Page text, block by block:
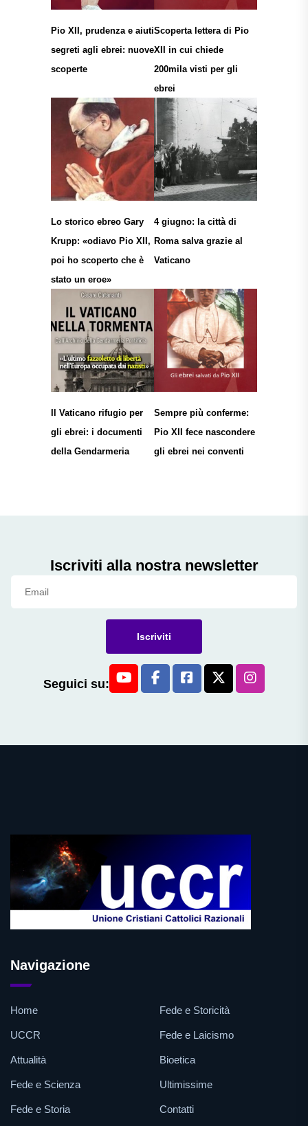
Pio XII, prudenza e aiuti
segreti agli ebrei: nuove
scoperte
Scoperta lettera di Pio
XII in cui chiede
200mila visti per gli
ebrei
Lo storico ebreo Gary
Krupp: «odiavo Pio XII,
poi ho scoperto che è
stato un eroe»
4 giugno: la città di
Roma salva grazie al
Vaticano
Il Vaticano rifugio per
gli ebrei: i documenti
della Gendarmeria
Sempre più conferme:
Pio XII fece nascondere
gli ebrei nei conventi
Iscriviti alla nostra newsletter
Iscriviti
Seguici su:
Navigazione
Home
UCCR
Attualità
Fede e Scienza
Fede e Storia
Fede e Storicità
Fede e Laicismo
Bioetica
Ultimissime
Contatti